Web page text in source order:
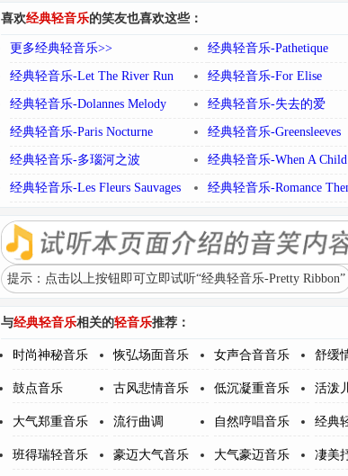
喜欢经典轻音乐的笑友也喜欢这些：
更多经典轻音乐>> 经典轻音乐-Pathetique
经典轻音乐-Let The River Run 经典轻音乐-For Elise
经典轻音乐-Dolannes Melody 经典轻音乐-失去的爱
经典轻音乐-Paris Nocturne 经典轻音乐-Greensleeves
经典轻音乐-多瑙河之波 经典轻音乐-When A
经典轻音乐-Les Fleurs Sauvages 经典轻音乐-Romance
提示：点击以上按钮即可立即试听“经典轻音乐-Pretty Ribbon”
与经典轻音乐相关的轻音乐推荐：
时尚神秘音乐 恢弘场面音乐 女声合音音乐 舒缓
鼓点音乐 古风悲情音乐 低沉凝重音乐 活泼
大气郑重音乐 流行曲调 自然哼唱音乐 经典
班得瑞轻音乐 豪迈大气音乐 大气豪迈音乐 凄美